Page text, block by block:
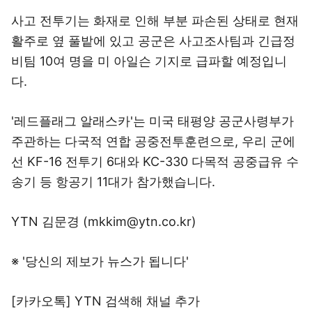
사고 전투기는 화재로 인해 부분 파손된 상태로 현재
활주로 옆 풀밭에 있고 공군은 사고조사팀과 긴급정
비팀 10여 명을 미 아일슨 기지로 급파할 예정입니
다.
'레드플래그 알래스카'는 미국 태평양 공군사령부가
주관하는 다국적 연합 공중전투훈련으로, 우리 군에
선 KF-16 전투기 6대와 KC-330 다목적 공중급유 수
송기 등 항공기 11대가 참가했습니다.
YTN 김문경 (mkkim@ytn.co.kr)
※ '당신의 제보가 뉴스가 됩니다'
[카카오톡] YTN 검색해 채널 추가